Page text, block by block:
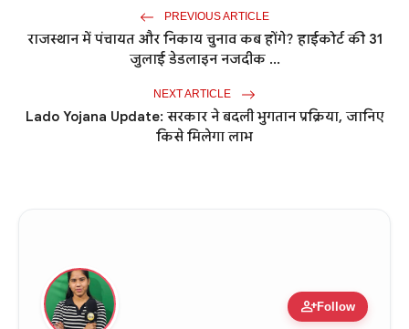
PREVIOUS ARTICLE
राजस्थान में पंचायत और निकाय चुनाव कब होंगे? हाईकोर्ट की 31
जुलाई डेडलाइन नजदीक ...
NEXT ARTICLE
Lado Yojana Update: सरकार ने बदली भुगतान प्रक्रिया, जानिए
किसे मिलेगा लाभ
person_addFollow